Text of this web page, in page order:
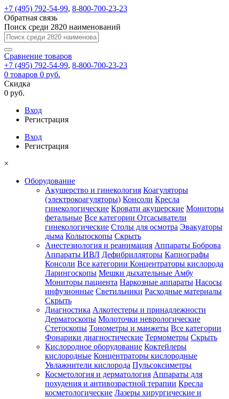
+7 (495) 792-54-99, 8-800-700-23-23
Обратная связь
Поиск среди 2820 наименований
Сравнение товаров
+7 (495) 792-54-99, 8-800-700-23-23
0 товаров 0 руб.
Скидка
0 руб.
Вход
Регистрация
Вход
Регистрация
×
Оборудование
Акушерство и гинекология Коагуляторы
(электрокоагуляторы) Консоли Кресла
гинекологические Кровати акушерские Мониторы
фетальные Все категории Отсасыватели
гинекологические Столы для осмотра Эвакуаторы
дыма Кольпоскопы Скрыть
Анестезиология и реанимация Аппараты Боброва
Аппараты ИВЛ Дефибрилляторы Капнографы
Консоли Все категории Концентраторы кислорода
Ларингоскопы Мешки дыхательные Амбу
Мониторы пациента Наркозные аппараты Насосы
инфузионные Светильники Расходные материалы
Скрыть
Диагностика Алкотестеры и принадлежности
Дерматоскопы Молоточки неврологические
Стетоскопы Тонометры и манжеты Все категории
Фонарики диагностические Термометры Скрыть
Кислородное оборудование Коктейлеры
кислородные Концентраторы кислородные
Увлажнители кислорода Пульсоксиметры
Косметология и дерматология Аппараты для
похудения и антивозрастной терапии Кресла
косметологические Лазеры хирургические и